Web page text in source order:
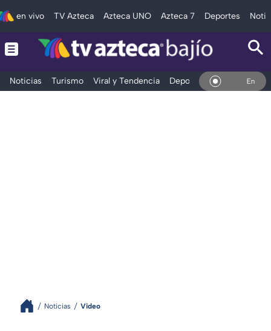
en vivo TV Azteca Azteca UNO Azteca 7 Deportes
Noticias Turismo Viral y Tendencia Deportes Espectáculos
En Vivo
Noticias Video